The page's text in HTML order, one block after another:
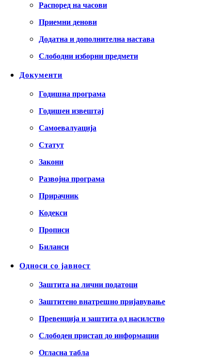
Распоред на часови
Приемни денови
Додатна и дополнителна настава
Слободни изборни предмети
Документи
Годишна програма
Годишен извештај
Самоевалуација
Статут
Закони
Развојна програма
Прирачник
Кодекси
Прописи
Биланси
Односи со јавност
Заштита на лични податоци
Заштитено внатрешно пријавување
Превенција и заштита од насилство
Слободен пристап до информации
Огласна табла